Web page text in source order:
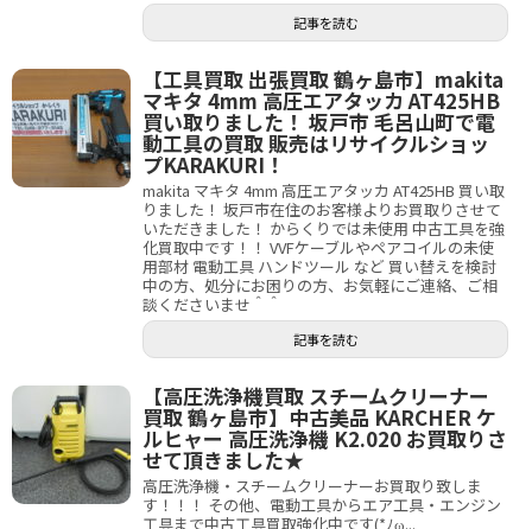
記事を読む
【工具買取 出張買取 鶴ヶ島市】makita
マキタ 4mm 高圧エアタッカ AT425HB
買い取りました！ 坂戸市 毛呂山町で電
動工具の買取 販売はリサイクルショッ
プKARAKURI！
makita マキタ 4mm 高圧エアタッカ AT425HB 買い取
りました！ 坂戸市在住のお客様よりお買取りさせて
いただきました！ からくりでは未使用 中古工具を強
化買取中です！！ VVFケーブルやペアコイルの未使
用部材 電動工具 ハンドツール など 買い替えを検討
中の方、処分にお困りの方、お気軽にご連絡、ご相
談くださいませ＾＾
記事を読む
【高圧洗浄機買取 スチームクリーナー
買取 鶴ヶ島市】中古美品 KARCHER ケ
ルヒャー 高圧洗浄機 K2.020 お買取りさ
せて頂きました★
高圧洗浄機・スチームクリーナーお買取り致しま
す！！！ その他、電動工具からエア工具・エンジン
工具まで中古工具買取強化中です(*ﾉω...